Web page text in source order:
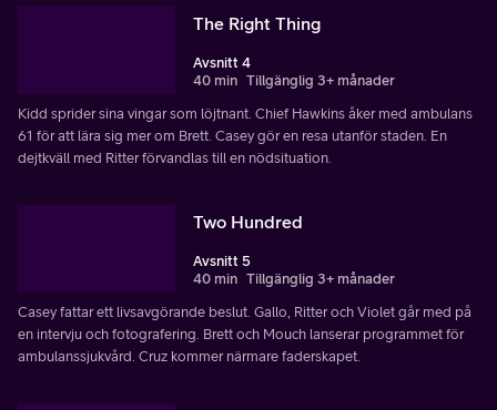
The Right Thing
Avsnitt 4
40 min Tillgänglig 3+ månader
Kidd sprider sina vingar som löjtnant. Chief Hawkins åker med ambulans
61 för att lära sig mer om Brett. Casey gör en resa utanför staden. En
dejtkväll med Ritter förvandlas till en nödsituation.
Two Hundred
Avsnitt 5
40 min Tillgänglig 3+ månader
Casey fattar ett livsavgörande beslut. Gallo, Ritter och Violet går med på
en intervju och fotografering. Brett och Mouch lanserar programmet för
ambulanssjukvård. Cruz kommer närmare faderskapet.